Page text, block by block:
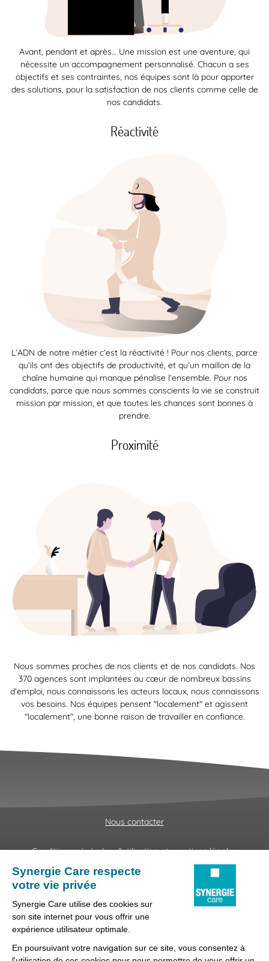
Avant, pendant et après… Une mission est une aventure, qui
nécessite un accompagnement personnalisé. Chacun a ses
objectifs et ses contraintes, nos équipes sont là pour apporter
des solutions, pour la satisfaction de nos clients comme celle de
nos candidats.
Réactivité
L’ADN de notre métier c’est la réactivité ! Pour nos clients, parce
qu’ils ont des objectifs de productivité, et qu’un maillon de la
chaîne humaine qui manque pénalise l’ensemble. Pour nos
candidats, parce que nous sommes conscients la vie se construit
mission par mission, et que toutes les chances sont bonnes à
prendre.
Proximité
Nous sommes proches de nos clients et de nos candidats. Nos
370 agences sont implantées au cœur de nombreux bassins
d’emploi, nous connaissons les acteurs locaux, nous connaissons
vos besoins. Nos équipes pensent "localement" et agissent
"localement", une bonne raison de travailler en confiance.
Nous contacter
Conditions générales d'utilisation et mentions légales
Fraudes & Hameçonnages
Lanceur d'alertes